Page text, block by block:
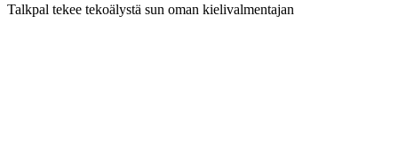
Talkpal tekee tekoälystä sun oman kielivalmentajan